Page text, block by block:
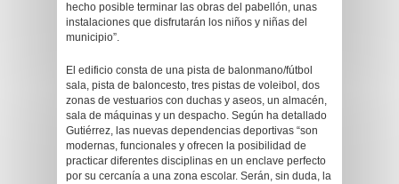
hecho posible terminar las obras del pabellón, unas
instalaciones que disfrutarán los niños y niñas del
municipio”.
El edificio consta de una pista de balonmano/fútbol
sala, pista de baloncesto, tres pistas de voleibol, dos
zonas de vestuarios con duchas y aseos, un almacén,
sala de máquinas y un despacho. Según ha detallado
Gutiérrez, las nuevas dependencias deportivas “son
modernas, funcionales y ofrecen la posibilidad de
practicar diferentes disciplinas en un enclave perfecto
por su cercanía a una zona escolar. Serán, sin duda, la